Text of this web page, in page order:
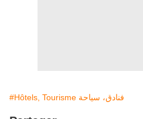
#Hôtels, Tourisme فنادق، سياحة